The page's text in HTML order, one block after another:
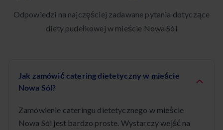
Odpowiedzi na najczęściej zadawane pytania dotyczące
diety pudełkowej w mieście Nowa Sól
Jak zamówić catering dietetyczny w mieście
Nowa Sól?
Zamówienie cateringu dietetycznego w mieście
Nowa Sól jest bardzo proste. Wystarczy wejść na